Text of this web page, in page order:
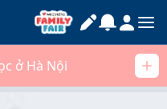
ở Hà Nội